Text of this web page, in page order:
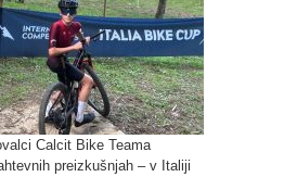
Calcit Bike Teama
preizkušnjah – v Italiji